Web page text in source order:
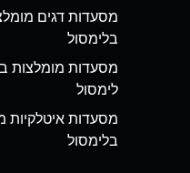
מסעדות דגים
בלימסול
מסעדות מומלצות
לימסול
מסעדות איטלקיות
בלימסול